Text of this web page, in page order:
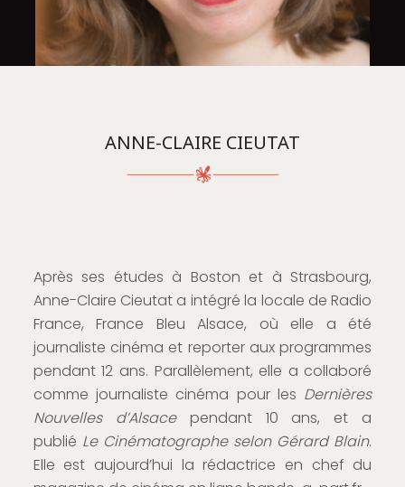
ANNE-CLAIRE CIEUTAT
Après ses études à Boston et à Strasbourg,
Anne-Claire Cieutat a intégré la locale de Radio
France, France Bleu Alsace, où elle a été
journaliste cinéma et reporter aux programmes
pendant 12 ans. Parallèlement, elle a collaboré
comme journaliste cinéma pour les Dernières
Nouvelles d’Alsacependant 10 ans, et a
publié Le Cinématographe selon Gérard Blain.
Elle est aujourd’hui la rédactrice en chef du